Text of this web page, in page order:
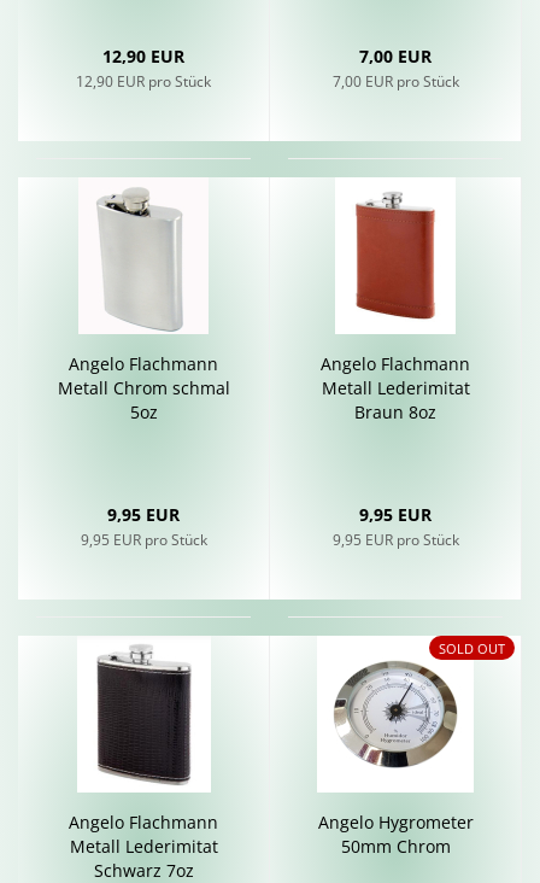
12,90 EUR
12,90 EUR pro Stück
7,00 EUR
7,00 EUR pro Stück
An­ge­lo Flach­mann
Me­tall Chrom schmal
5oz
9,95 EUR
9,95 EUR pro Stück
An­ge­lo Flach­mann
Me­tall Le­der­imi­tat
Braun 8oz
9,95 EUR
9,95 EUR pro Stück
An­ge­lo Flach­mann
Me­tall Le­der­imi­tat
Schwarz 7oz
SOLD OUT
An­ge­lo Hy­gro­me­ter
50mm Chrom